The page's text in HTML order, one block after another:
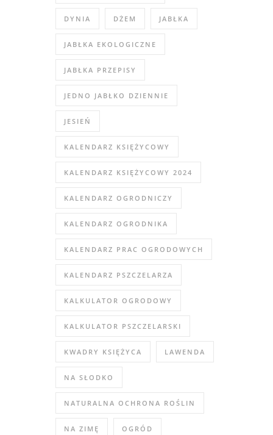
DYNIA DŻEM JABŁKA
JABŁKA EKOLOGICZNE
JABŁKA PRZEPISY
JEDNO JABŁKO DZIENNIE
JESIEŃ
KALENDARZ KSIĘŻYCOWY
KALENDARZ KSIĘŻYCOWY 2024
KALENDARZ OGRODNICZY
KALENDARZ OGRODNIKA
KALENDARZ PRAC OGRODOWYCH
KALENDARZ PSZCZELARZA
KALKULATOR OGRODOWY
KALKULATOR PSZCZELARSKI
KWADRY KSIĘŻYCA LAWENDA
NA SŁODKO
NATURALNA OCHRONA ROŚLIN
NA ZIMĘ OGRÓD